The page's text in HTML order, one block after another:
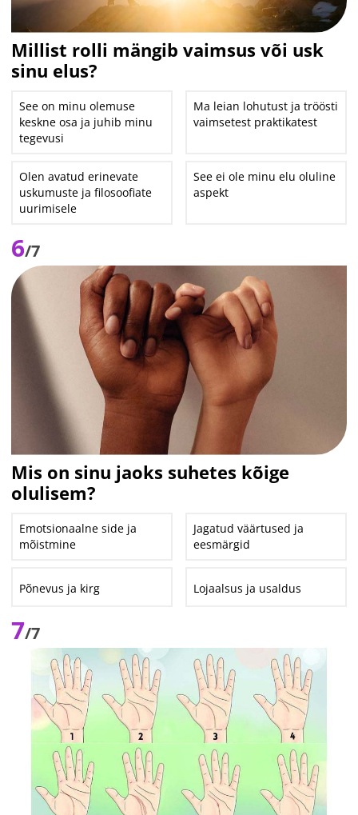
Millist rolli mängib vaimsus või usk
sinu elus?
See on minu olemuse
keskne osa ja juhib minu
tegevusi
Ma leian lohutust ja tröösti
vaimsetest praktikatest
Olen avatud erinevate
uskumuste ja filosoofiate
uurimisele
See ei ole minu elu oluline
aspekt
6/7
Mis on sinu jaoks suhetes kõige
olulisem?
Emotsionaalne side ja
mõistmine
Jagatud väärtused ja
eesmärgid
Põnevus ja kirg Lojaalsus ja usaldus
7/7